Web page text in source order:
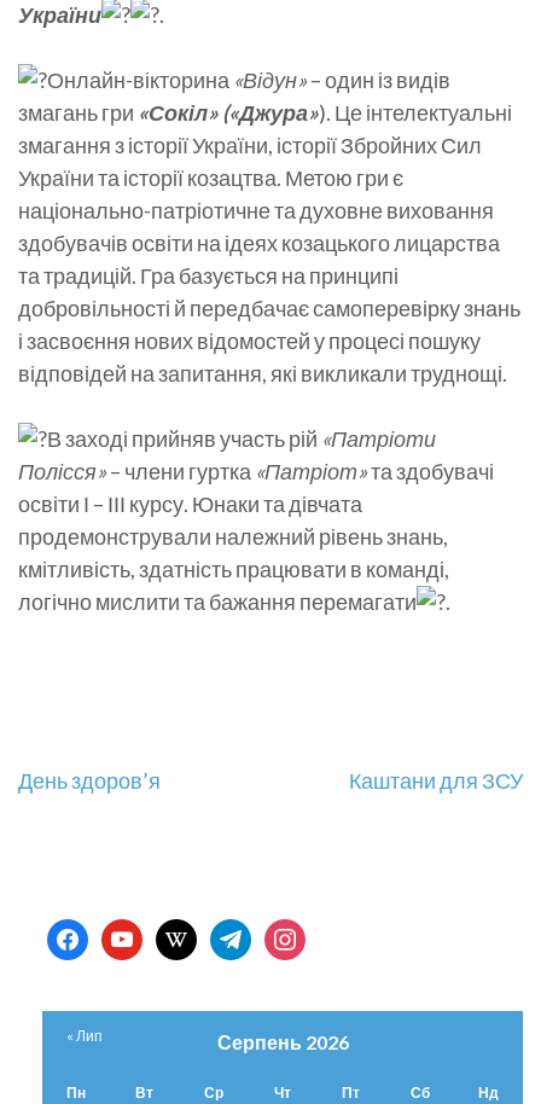
України
.
Онлайн-вікторина «Відун»– один із видів
змагань гри «Сокіл» («Джура»). Це інтелектуальні
змагання з історії України, історії Збройних Сил
України та історії козацтва. Метою гри є
національно-патріотичне та духовне виховання
здобувачів освіти на ідеях козацького лицарства
та традицій. Гра базується на принципі
добровільності й передбачає самоперевірку знань
і засвоєння нових відомостей у процесі пошуку
відповідей на запитання, які викликали труднощі.
В заході прийняв участь рій «Патріоти
Полісся»– члени гуртка «Патріот»та здобувачі
освіти І – ІІІ курсу. Юнаки та дівчата
продемонстрували належний рівень знань,
кмітливість, здатність працювати в команді,
логічно мислити та бажання перемагати
.
Навігація
День здоров’я Каштани для ЗСУ
facebookyoutubewikipediatelegraminstagram
Серпень 2026
Пн Вт Ср Чт Пт Сб Нд
« Лип